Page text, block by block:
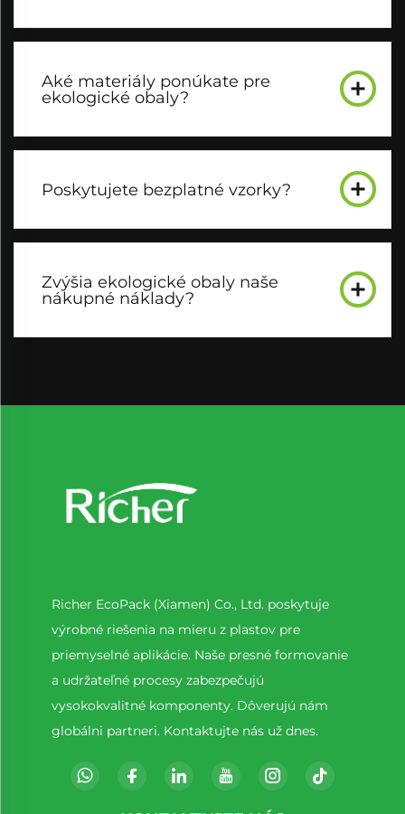
Aké materiály ponúkate pre
ekologické obaly?
Poskytujete bezplatné vzorky?
Zvýšia ekologické obaly naše
nákupné náklady?
Richer EcoPack (Xiamen) Co., Ltd. poskytuje
výrobné riešenia na mieru z plastov pre
priemyselné aplikácie. Naše presné formovanie
a udržateľné procesy zabezpečujú
vysokokvalitné komponenty. Dôverujú nám
globálni partneri. Kontaktujte nás už dnes.